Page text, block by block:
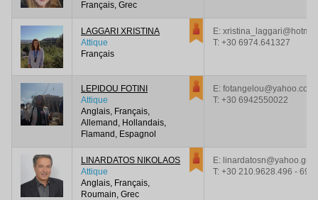
Français, Grec
LAGGARI XRISTINA
Attique
Français
E:
T: +30 6974.641327
LEPIDOU FOTINI
Attique
Anglais, Français,
Allemand, Hollandais,
Flamand, Espagnol
E: fotangelou@yahoo.com
T: +30 6942550022
LINARDATOS NIKOLAOS
Attique
Anglais, Français,
Roumain, Grec
E: linardatosn@yahoo.gr
T: +30 210.9628.496 -